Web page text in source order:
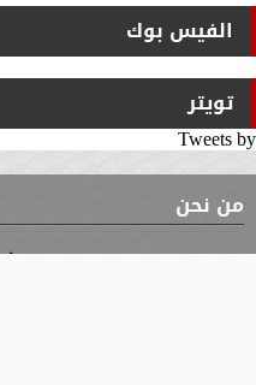
الفيس بوك
تويتر
Tweets by
من نحن